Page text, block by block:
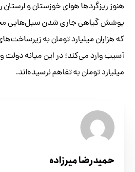
هنوز ریزگردها هوای خوزستان و لرستان
پوشش گیاهی جاری شدن سیل‌هایی
که هزاران میلیارد تومان به
میلیارد تومان به تفاهم نرسیده‌اند.
حمیدرضا میرزاده